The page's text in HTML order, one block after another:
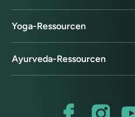
Yoga-Ressourcen
Ayurveda-Ressourcen